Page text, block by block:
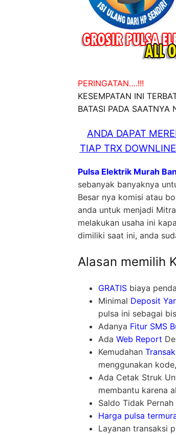
PERINGATAN….!!!
KESEMPATAN INI
BATASI PADA SAATNYA
ANDA DAPAT
TIAP TRX
Pulsa Elektrik Murah
sebanyak banyaknya
Besar nya komisi atau
anda untuk menjadi
melakukan usaha ini
dimiliki saat ini, anda
Alasan memilih
GRATIS biaya
Minimal Deposit
pulsa ini sebagai
Adanya Fitur SMS
Ada Web Report
Kemudahan
menggunakan
Ada Cetak Struk
membantu karena
Saldo Tidak
Harga pulsa
Layanan transaksi